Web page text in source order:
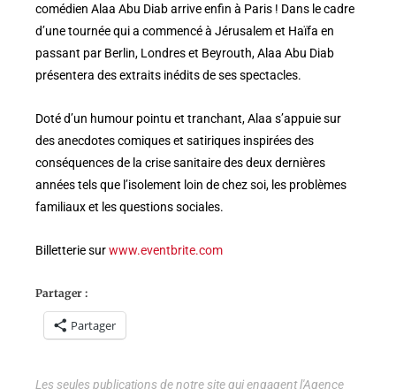
comédien Alaa Abu Diab arrive enfin à Paris ! Dans le cadre
d’une tournée qui a commencé à Jérusalem et Haïfa en
passant par Berlin, Londres et Beyrouth, Alaa Abu Diab
présentera des extraits inédits de ses spectacles.
Doté d’un humour pointu et tranchant, Alaa s’appuie sur
des anecdotes comiques et satiriques inspirées des
conséquences de la crise sanitaire des deux dernières
années tels que l’isolement loin de chez soi, les problèmes
familiaux et les questions sociales.
Billetterie surwww.eventbrite.com
Partager :
Partager
Les seules publications de notre site qui engagent l'Agence